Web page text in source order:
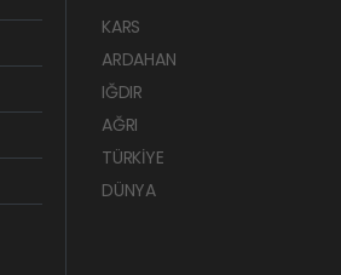
KARS
ARDAHAN
IĞDIR
AĞRI
TÜRKİYE
DÜNYA